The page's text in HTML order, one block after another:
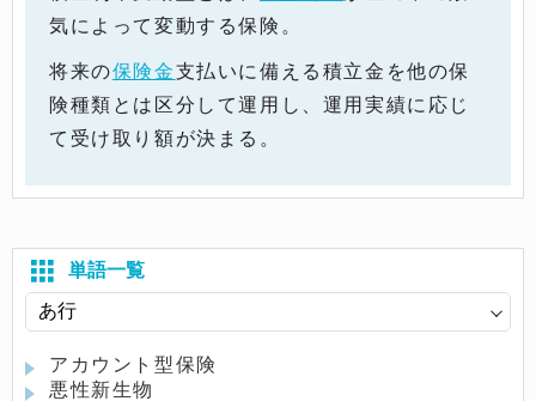
気によって変動する保険。
将来の保険金支払いに備える積立金を他の保
険種類とは区分して運用し、運用実績に応じ
て受け取り額が決まる。
単語一覧
アカウント型保険
悪性新生物